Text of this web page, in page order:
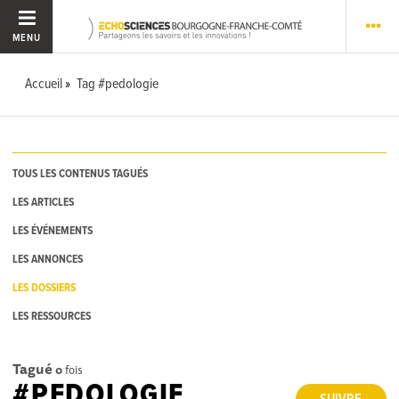
MENU
Accueil Tag #pedologie
TOUS LES CONTENUS TAGUÉS
LES ARTICLES
LES ÉVÉNEMENTS
LES ANNONCES
LES DOSSIERS
LES RESSOURCES
Tagué 0fois